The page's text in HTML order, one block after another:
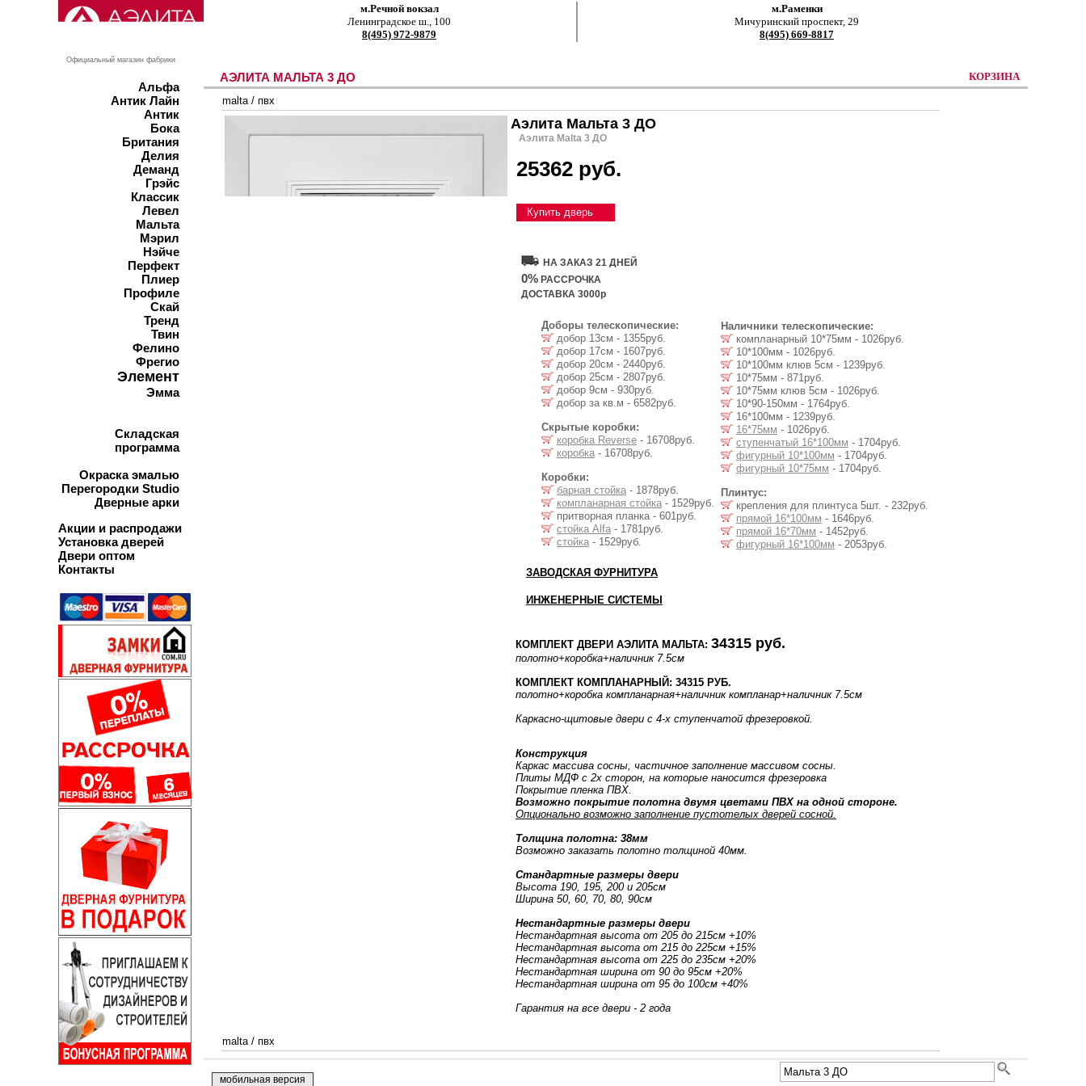
Официальный магазин фабрики
Альфа
Антик Лайн
Антик
Бока
Британия
Делия
Деманд
Грэйс
Классик
Левел
Мальта
Мэрил
Нэйче
Перфект
Плиер
Профиле
Скай
Тренд
Твин
Фелино
Фрегио
Элемент
Эмма
Складская
программа
Окраска эмалью
Перегородки Studio
Дверные арки
Акции и распродажи
Установка дверей
Двери оптом
Контакты
м.Речной вокзал
Ленинградское ш., 100
8(495) 972-9879
м.Раменки
Мичуринский проспект, 29
8(495) 669-8817
КОРЗИНА
АЭЛИТА МАЛЬТА 3 ДО
malta/ пвх
Аэлита Мальта 3 ДО
Аэлита Malta 3 ДО
25362 руб.
Купить дверь
НА ЗАКАЗ 21 ДНЕЙ
0% РАССРОЧКА
ДОСТАВКА 3000р
Доборы телескопические:
добор 13см - 1355руб.
добор 17см - 1607руб.
добор 20см - 2440руб.
добор 25см - 2807руб.
добор 9см - 930руб.
добор за кв.м - 6582руб.
Скрытые коробки:
коробка Reverse - 16708руб.
коробка - 16708руб.
Коробки:
барная стойка - 1878руб.
компланарная стойка - 1529руб.
притворная планка - 601руб.
стойка Alfa - 1781руб.
стойка - 1529руб.
Наличники телескопические:
компланарный 10*75мм - 1026руб.
10*100мм - 1026руб.
10*100мм клюв 5см - 1239руб.
10*75мм - 871руб.
10*75мм клюв 5см - 1026руб.
10*90-150мм - 1764руб.
16*100мм - 1239руб.
16*75мм - 1026руб.
ступенчатый 16*100мм - 1704руб.
фигурный 10*100мм - 1704руб.
фигурный 10*75мм - 1704руб.
Плинтус:
крепления для плинтуса 5шт. - 232руб.
прямой 16*100мм - 1646руб.
прямой 16*70мм - 1452руб.
фигурный 16*100мм - 2053руб.
ЗАВОДСКАЯ ФУРНИТУРА
ИНЖЕНЕРНЫЕ СИСТЕМЫ
КОМПЛЕКТ ДВЕРИ АЭЛИТА МАЛЬТА: 34315 руб.
полотно+коробка+наличник 7.5см
КОМПЛЕКТ КОМПЛАНАРНЫЙ: 34315 РУБ.
полотно+коробка компланарная+наличник компланар+наличник 7.5см
Каркасно-щитовые двери с 4-х ступенчатой фрезеровкой.
Конструкция
Каркас массива сосны, частичное заполнение массивом сосны.
Плиты МДФ с 2х сторон, на которые наносится фрезеровка
Покрытие пленка ПВХ.
Возможно покрытие полотна двумя цветами ПВХ на одной стороне.
Опционально возможно заполнение пустотелых дверей сосной.
Толщина полотна: 38мм
Возможно заказать полотно толщиной 40мм.
Стандартные размеры двери
Высота 190, 195, 200 и 205см
Ширина 50, 60, 70, 80, 90см
Нестандартные размеры двери
Нестандартная высота от 205 до 215см +10%
Нестандартная высота от 215 до 225см +15%
Нестандартная высота от 225 до 235см +20%
Нестандартная ширина от 90 до 95см +20%
Нестандартная ширина от 95 до 100см +40%
Гарантия на все двери - 2 года
malta/ пвх